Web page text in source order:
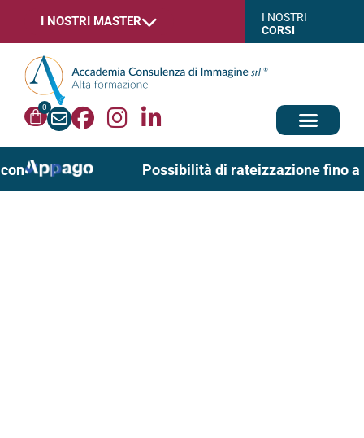
I NOSTRI MASTER
I NOSTRI
CORSI
0
Possibilità di rateizzazione fino a